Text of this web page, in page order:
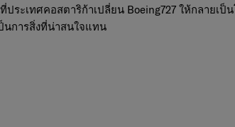
ะเทศคอสตาริก้าเปลี่ยน Boeing727 ให้กลายเป็
นการสิ่งที่น่าสนใจแทน